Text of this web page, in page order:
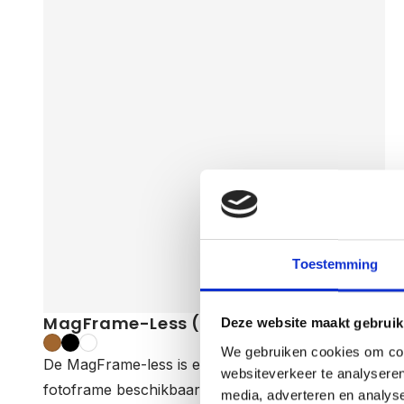
Toestemming
Deze website maakt
We gebruiken cookies om
websiteverkeer te
media, adverteren en
MagFrame-Less (Incl. Photo Print)
De MagFrame-less is een elegant, randloos
fotoframe beschikbaar in hout, zwart en wit. Met